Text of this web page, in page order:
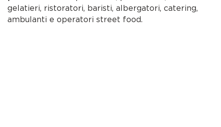
gelatieri, ristoratori, baristi, albergatori, catering,
ambulanti e operatori street food.